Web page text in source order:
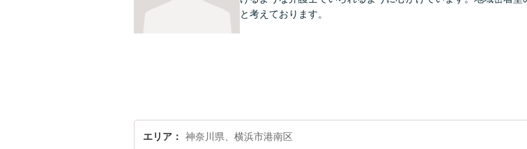
と考えております。
エリア 神奈川県、横浜市港南区